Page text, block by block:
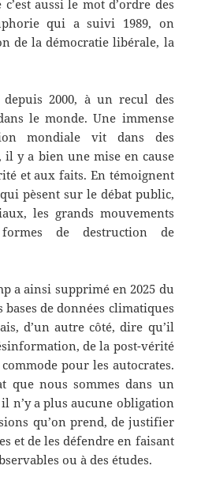
aussi le mot d’ordre des
qui a suivi 1989, on
de la démocratie libérale, la
2000, à un recul des
le monde. Une immense
mondiale vit dans des
il y a bien une mise en cause
et aux faits. En témoignent
pèsent sur le débat public,
les grands mouvements
de destruction de
a ainsi supprimé en 2025 du
de données climatiques
d’un autre côté, dire qu’il
de la post-vérité
pour les autocrates.
que nous sommes dans un
n’y a plus aucune obligation
qu’on prend, de justifier
et de les défendre en faisant
ou à des études.